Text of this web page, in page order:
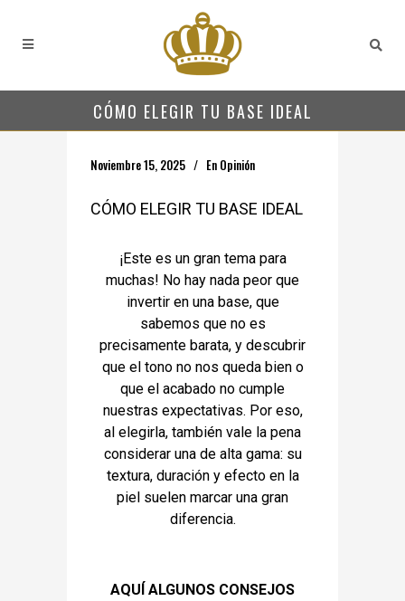
CÓMO ELEGIR TU BASE IDEAL
Noviembre 15, 2025 En Opinión
CÓMO ELEGIR TU BASE IDEAL
¡Este es un gran tema para
muchas! No hay nada peor que
invertir en una base, que
sabemos que no es
precisamente barata, y descubrir
que el tono no nos queda bien o
que el acabado no cumple
nuestras expectativas. Por eso,
al elegirla, también vale la pena
considerar una de alta gama: su
textura, duración y efecto en la
piel suelen marcar una gran
diferencia.
AQUÍ ALGUNOS CONSEJOS